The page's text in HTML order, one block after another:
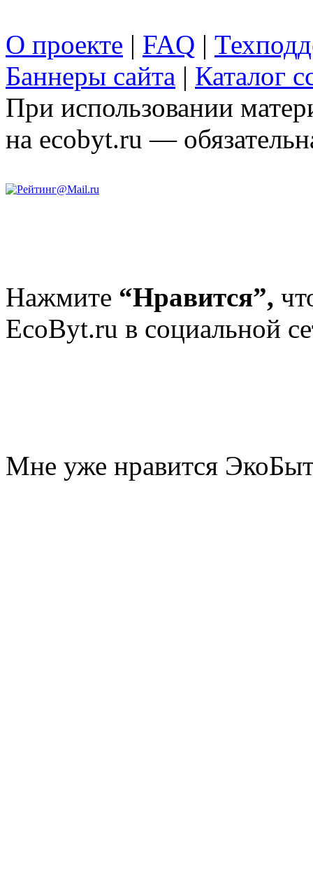
О проекте | FAQ |
Баннеры сайта | Каталог
При использовании
на ecobyt.ru —
Нажмите “Нравится”,
EcoByt.ru в социальной
Мне уже нравится